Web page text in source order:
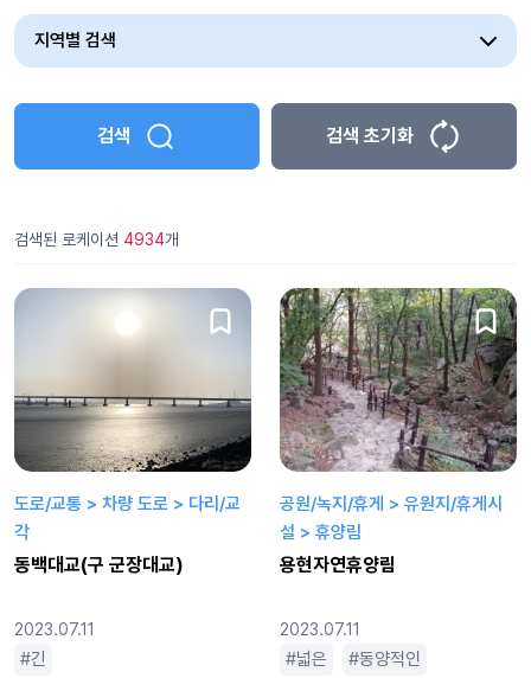
지역별 검색
검색 검색 초기화
검색된 로케이션 4934개
도로/교통 > 차량 도로 > 다리/교
각
동백대교(구 군장대교)
2023.07.11
긴
공원/녹지/휴게 > 유원지/휴게시
설 > 휴양림
용현자연휴양림
2023.07.11
넓은 동양적인